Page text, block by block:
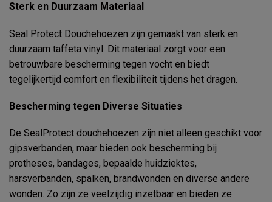
Sterk en Duurzaam Materiaal
Seal Protect Douchehoezen zijn gemaakt van sterk en
duurzaam taffeta vinyl. Dit materiaal zorgt voor een
betrouwbare bescherming tegen vocht en biedt
tegelijkertijd comfort en flexibiliteit tijdens het dragen.
Bescherming tegen Diverse Situaties
De SealProtect douchehoezen zijn niet alleen geschikt voor
gipsverbanden, maar bieden ook bescherming bij
protheses, bandages, bepaalde huidziektes,
harsverbanden, spalken, brandwonden en diverse andere
wonden. Zo zijn ze veelzijdig inzetbaar en bieden ze